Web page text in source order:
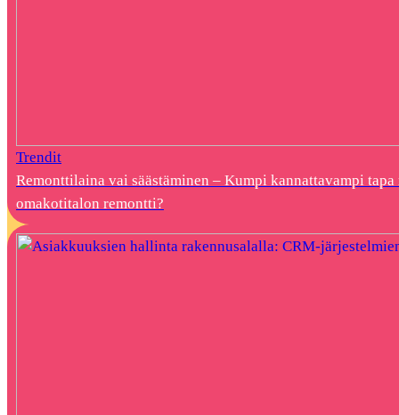
Trendit
Remonttilaina vai säästäminen – Kumpi kannattavampi tapa
omakotitalon remontti?